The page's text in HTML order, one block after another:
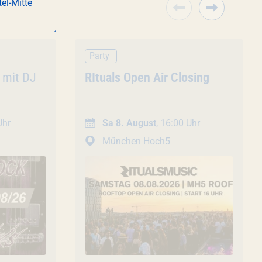
mit DJ
Party
Veranstaltung
RItuals Open Air Closing
Sa 8. August, 16:00 Uhr
München Hoch5
Mitte